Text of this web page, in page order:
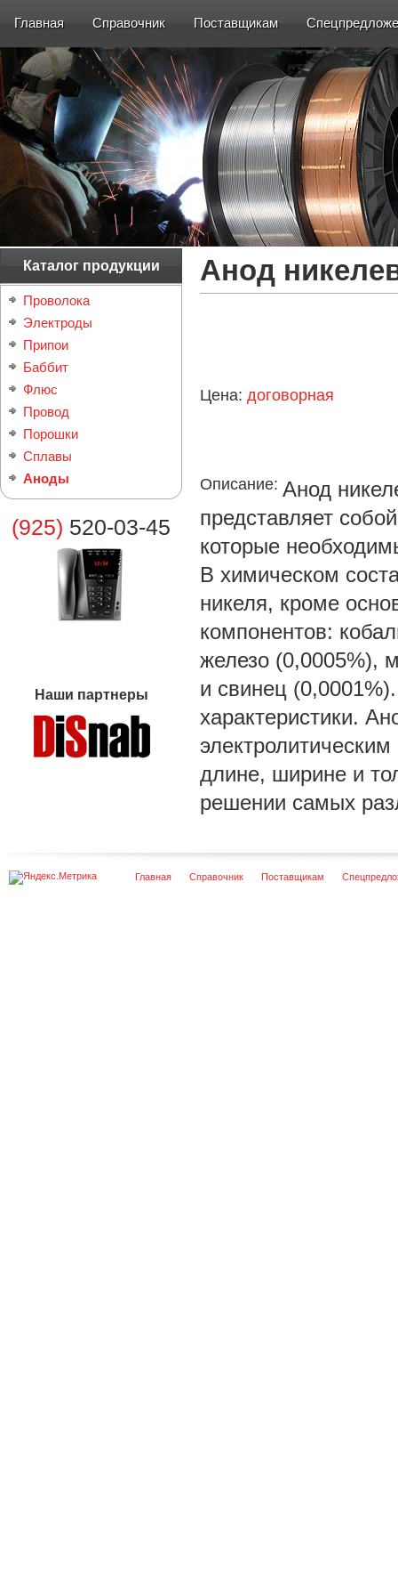
Главная Справочник Поставщикам
Каталог продукции
Проволока
Электроды
Припои
Баббит
Флюс
Провод
Порошки
Сплавы
Аноды
(925) 520-03-45
Наши партнеры
Анод
Цена: договорная
Описание: Анод
представляет
которые
В химическом
никеля, кроме
компонентов:
железо (0,0005%),
и свинец
характеристики.
длине, ширине и
решении самых
Главная Справочник Поставщикам